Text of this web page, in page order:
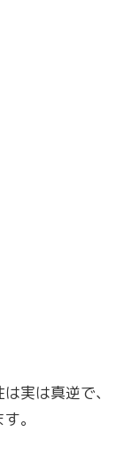
実は真逆で、
。